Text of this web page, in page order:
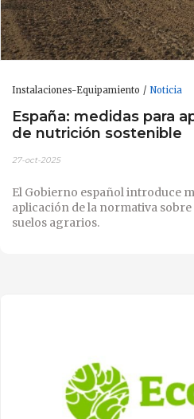
Instalaciones-Equipamiento Noticia
España: medidas para
de nutrición sostenible
27-oct-2025
El Gobierno español introduce
aplicación de la normativa
suelos agrarios.